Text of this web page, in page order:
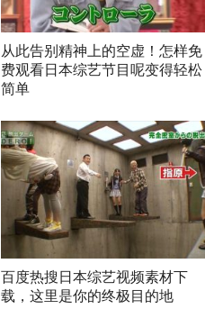
从此告别精神上的空虚！怎样免
费观看日本综艺节目呢变得轻松
简单
百度热搜日本综艺视频素材下
载，这里是你的终极目的地